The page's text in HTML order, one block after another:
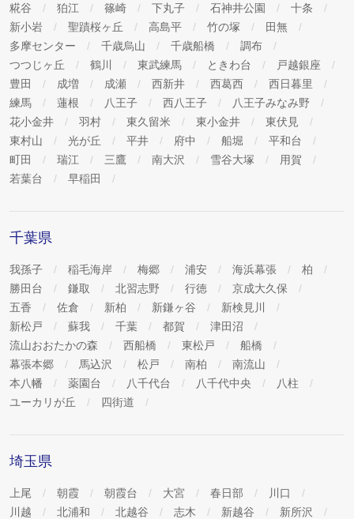
糀谷
狛江 篠崎 下丸子 石神井公園
十条
新小岩
聖蹟桜ヶ丘 高島平 竹の塚
田無
多摩センター
千歳烏山 千歳船橋
調布
つつじヶ丘
鶴川 東武練馬 ときわ台
戸越銀座
豊田
成増 成瀬 西新井 西葛西
西日暮里
練馬
蓮根 八王子 西八王子
八王子みなみ野
花小金井
羽村 東久留米 東小金井
東伏見
東村山
光が丘 平井 府中 船堀
平和台
町田
瑞江 三鷹 南大沢 雪谷大塚
用賀
若葉台
早稲田
千葉県
我孫子 稲毛海岸 梅郷 浦安 海浜幕張
柏
勝田台
鎌取 北習志野 行徳
京成大久保
五香
佐倉 新柏 新鎌ヶ谷
新検見川
新松戸
蘇我 千葉 都賀
津田沼
流山おおたかの森
西船橋 東松戸
船橋
幕張本郷
馬込沢 松戸 南柏
南流山
本八幡
薬園台 八千代台 八千代中央
八柱
ユーカリが丘
四街道
埼玉県
上尾 朝霞 朝霞台 大宮 春日部
川口
川越
北浦和 北越谷 志木 新越谷
新所沢